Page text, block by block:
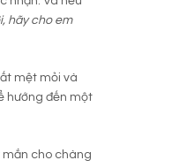
hãy cho em
mệt mỏi và
hướng đến một
mắn cho chàng